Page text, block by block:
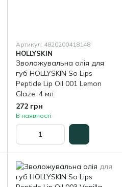
Артикул: 4820200418148
HOLLYSKIN
Зволожувальна олія для
губ HOLLYSKIN So Lips
Peptide Lip Oil 001 Lemon
Glaze, 4 мл
272 грн
В наявності